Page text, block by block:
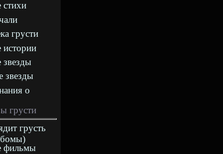
стихи
грусти
истории
звезды
звезды
о
грусти
грусть
фильмы